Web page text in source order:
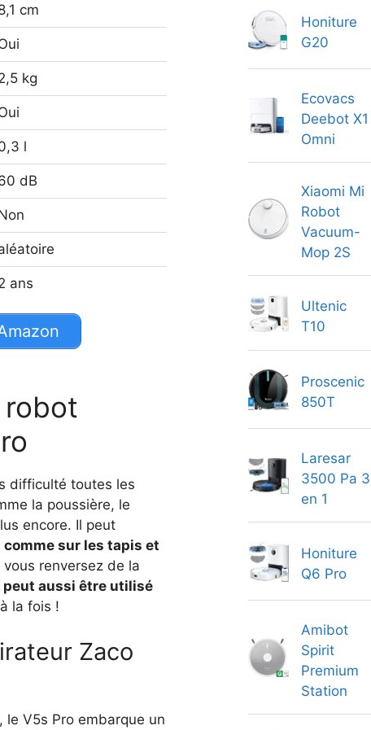
cm
kg
l
dB
ans
difficulté toutes les
la poussière, le
encore. Il peut
sur les tapis et
renversez de la
peut aussi être utilisé
la fois !
Zaco
V5s Pro embarque un
Honiture
G20
Ecovacs
Deebot X1
Omni
Xiaomi Mi
Robot
Vacuum-
Mop 2S
Ultenic
T10
Proscenic
850T
Laresar
3500 Pa 3
en 1
Honiture
Q6 Pro
Amibot
Spirit
Premium
Station